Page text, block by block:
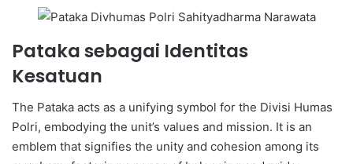
Pataka sebagai Identitas
Kesatuan
The Pataka acts as a unifying symbol for the Divisi Humas
Polri, embodying the unit’s values and mission. It is an
emblem that signifies the unity and cohesion among its